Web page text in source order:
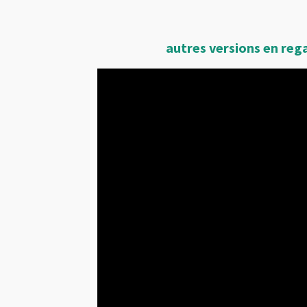
autres versions en